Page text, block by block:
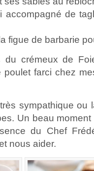
accompagné de
figue de barbarie
du crémeux de
poulet farci chez
sympathique ou
Un beau
du Chef
nous aider.